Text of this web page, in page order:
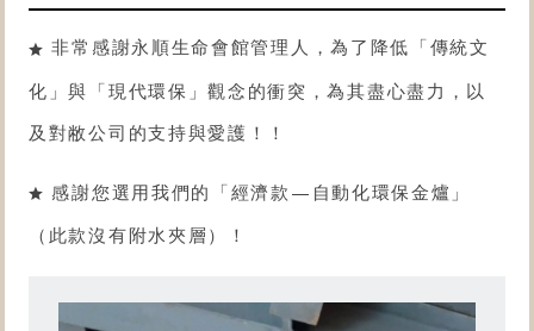
非常感謝永順生命會館管理人，為了降低「傳統文
化」與「現代環保」觀念的衝突，為其盡心盡力，以
及對敝公司的支持與愛護！！
感謝您選用我們的「經濟款 —自動化環保金爐」
（此款沒有附水夾層）！